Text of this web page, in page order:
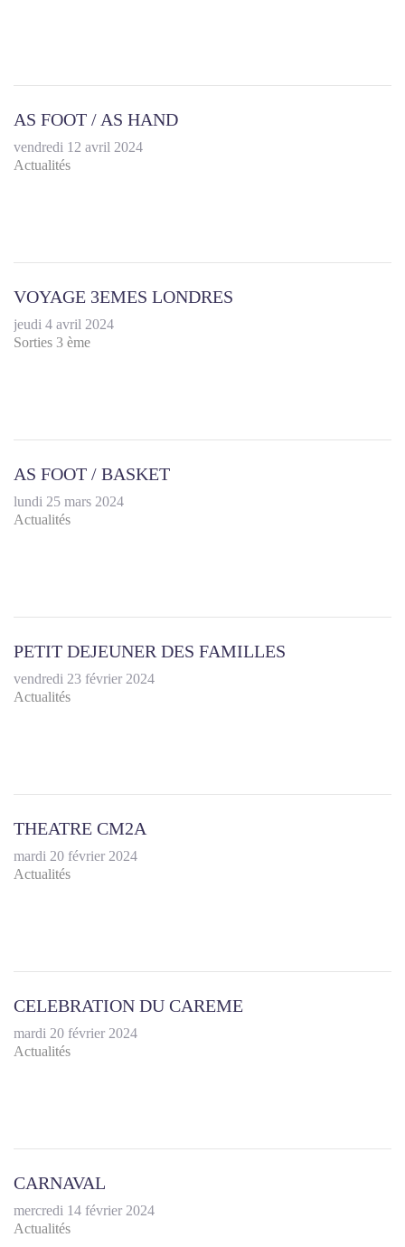
AS FOOT / AS HAND
vendredi 12 avril 2024
Actualités
VOYAGE 3EMES LONDRES
jeudi 4 avril 2024
Sorties 3 ème
AS FOOT / BASKET
lundi 25 mars 2024
Actualités
PETIT DEJEUNER DES FAMILLES
vendredi 23 février 2024
Actualités
THEATRE CM2A
mardi 20 février 2024
Actualités
CELEBRATION DU CAREME
mardi 20 février 2024
Actualités
CARNAVAL
mercredi 14 février 2024
Actualités